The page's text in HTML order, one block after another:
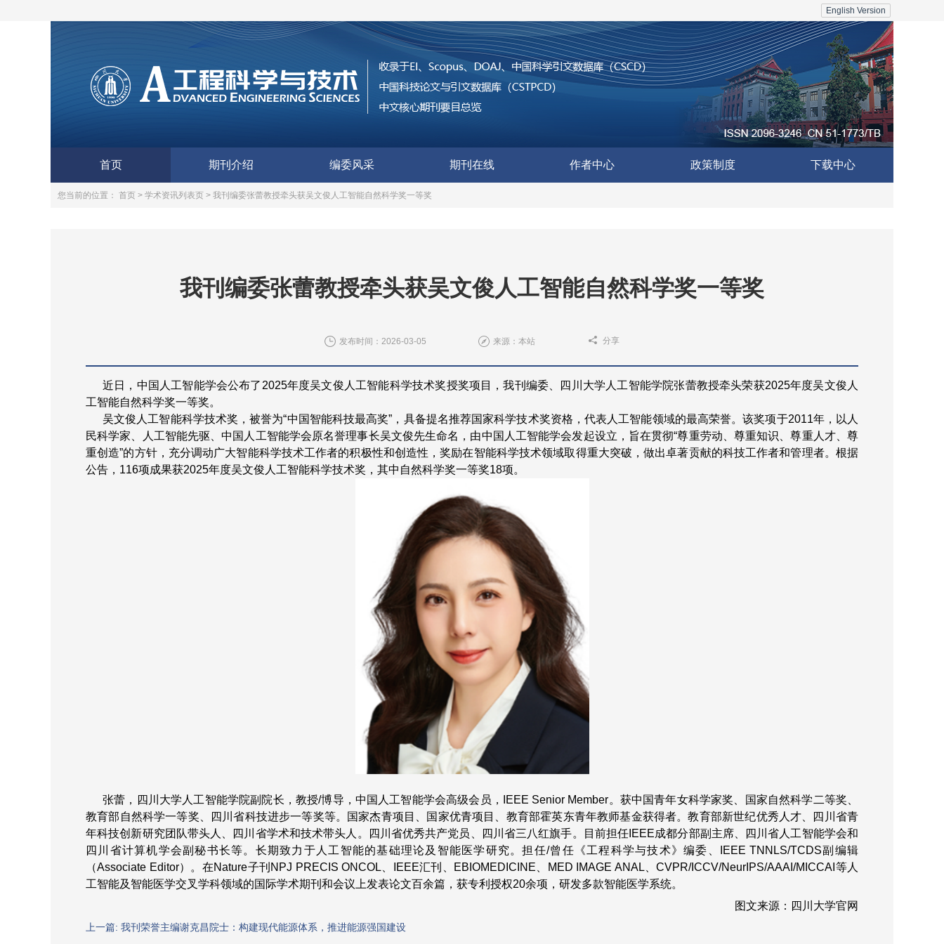
English Version
首页 期刊介绍 编委风采 期刊在线 作者中心 政策制度 下载中心
您当前的位置： 首页 > 学术资讯列表页 > 我刊编委张蕾教授牵头获吴文俊人工智能自然科学奖一等奖
我刊编委张蕾教授牵头获吴文俊人工智能自然科学奖一等奖
发布时间：2026-03-05 来源：本站 分享
近日，中国人工智能学会公布了2025年度吴文俊人工智能科学技术奖授奖项目，我刊编委、四川大学人工智能学院张蕾教授牵头荣获2025年度吴文俊人
工智能自然科学奖一等奖。
吴文俊人工智能科学技术奖，被誉为“中国智能科技最高奖”，具备提名推荐国家科学技术奖资格，代表人工智能领域的最高荣誉。该奖项于2011年，以人
民科学家、人工智能先驱、中国人工智能学会原名誉理事长吴文俊先生命名，由中国人工智能学会发起设立，旨在贯彻“尊重劳动、尊重知识、尊重人才、尊
重创造”的方针，充分调动广大智能科学技术工作者的积极性和创造性，奖励在智能科学技术领域取得重大突破，做出卓著贡献的科技工作者和管理者。根据
公告，116项成果获2025年度吴文俊人工智能科学技术奖，其中自然科学奖一等奖18项。
张蕾，四川大学人工智能学院副院长，教授/博导，中国人工智能学会高级会员，IEEE Senior Member。获中国青年女科学家奖、国家自然科学二等奖、
教育部自然科学一等奖、四川省科技进步一等奖等。国家杰青项目、国家优青项目、教育部霍英东青年教师基金获得者。教育部新世纪优秀人才、四川省青
年科技创新研究团队带头人、四川省学术和技术带头人。四川省优秀共产党员、四川省三八红旗手。目前担任IEEE成都分部副主席、四川省人工智能学会和
四川省计算机学会副秘书长等。长期致力于人工智能的基础理论及智能医学研究。担任/曾任《工程科学与技术》编委、IEEE TNNLS/TCDS副编辑
（Associate Editor）。在Nature子刊NPJ PRECIS ONCOL、IEEE汇刊、EBIOMEDICINE、MED IMAGE ANAL、CVPR/ICCV/NeurIPS/AAAI/MICCAI等人
工智能及智能医学交叉学科领域的国际学术期刊和会议上发表论文百余篇，获专利授权20余项，研发多款智能医学系统。
图文来源：四川大学官网
上一篇: 我刊荣誉主编谢克昌院士：构建现代能源体系，推进能源强国建设